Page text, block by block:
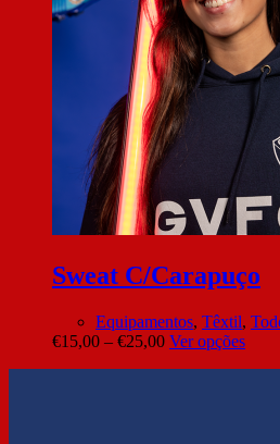
Sweat C/Carapuço
Equipamentos, Têxtil,
€15,00 – €25,00 Ver opções